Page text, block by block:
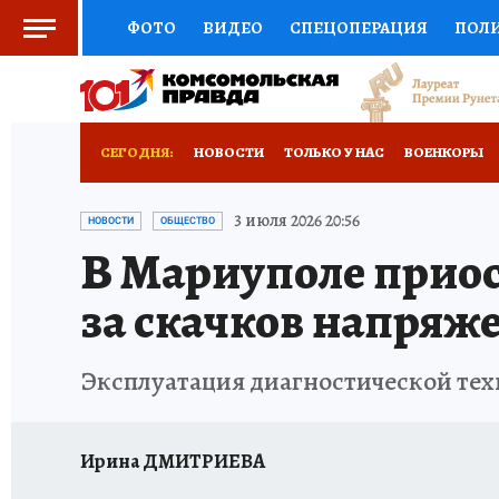
ФОТО ВИДЕО СПЕЦОПЕРАЦИЯ
СОЦПОДДЕРЖКА НАУКА СПОРТ
ДЕФИЦИТ ЖЕЛЕЗА
ГИД ПОТРЕБИТЕЛЯ
СЕГОДНЯ: НОВОСТИ ТОЛЬКО У НАС ВОЕНКОРЫ
НОВОРОССИЯ АФИША
НОВОСТИ ОБЩЕСТВО 3 июля 2026 20:56
В Мариуполе
за скачков
Эксплуатация диагностической
Ирина ДМИТРИЕВА